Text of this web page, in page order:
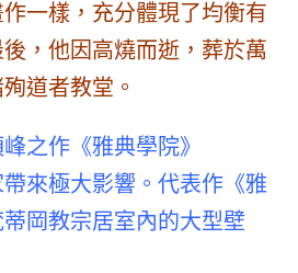
一樣，充分體現了均衡有
，他因高燒而逝，葬於萬
道者教堂。
之作《雅典學院》
來極大影響。代表作《雅
岡教宗居室內的大型壁